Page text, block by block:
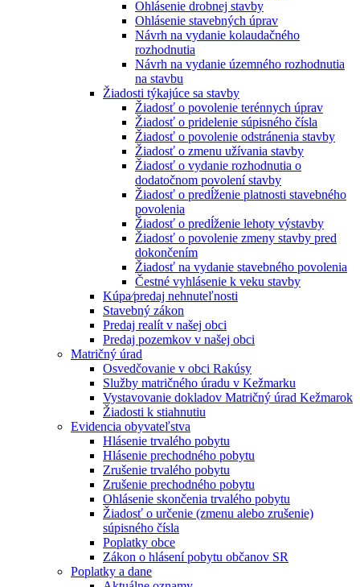
Ohlásenie drobnej stavby
Ohlásenie stavebných úprav
Návrh na vydanie kolaudačného
rozhodnutia
Návrh na vydanie územného rozhodnutia
na stavbu
Žiadosti týkajúce sa stavby
Žiadosť o povolenie terénnych úprav
Žiadosť o pridelenie súpisného čísla
Žiadosť o povolenie odstránenia stavby
Žiadosť o zmenu užívania stavby
Žiadosť o vydanie rozhodnutia o
dodatočnom povolení stavby
Žiadosť o predĺženie platnosti stavebného
povolenia
Žiadosť o predĺženie lehoty výstavby
Žiadosť o povolenie zmeny stavby pred
dokončením
Žiadosť na vydanie stavebného povolenia
Čestné vyhlásenie k veku stavby
Kúpa⁄predaj nehnuteľnosti
Stavebný zákon
Predaj realít v našej obci
Predaj pozemkov v našej obci
Matričný úrad
Osvedčovanie v obci Rakúsy
Služby matričného úradu v Kežmarku
Vystavovanie dokladov Matričný úrad Kežmarok
Žiadosti k stiahnutiu
Evidencia obyvateľstva
Hlásenie trvalého pobytu
Hlásenie prechodného pobytu
Zrušenie trvalého pobytu
Zrušenie prechodného pobytu
Ohlásenie skončenia trvalého pobytu
Žiadosť o určenie (zmenu alebo zrušenie)
súpisného čísla
Poplatky obce
Zákon o hlásení pobytu občanov SR
Poplatky a dane